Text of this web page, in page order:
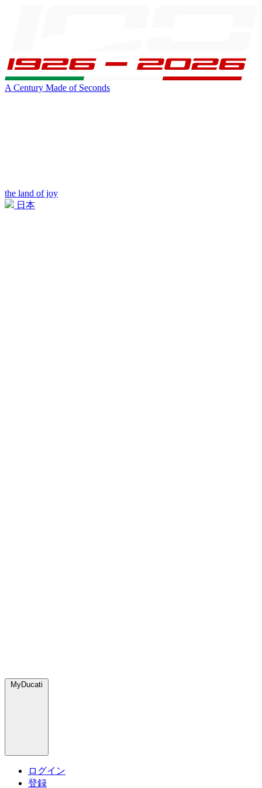
A Century Made of Seconds
the land of joy
日本
MyDucati
ログイン
登録